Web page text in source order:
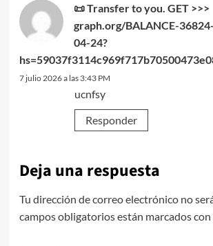
📜 Transfer to you. GET >>>
graph.org/BALANCE-
04-24?
7 julio 2026 a las 3:43 PM
ucnfsy
Responder
Deja una respuesta
Tu dirección de correo electrónico no
campos obligatorios están marcados con